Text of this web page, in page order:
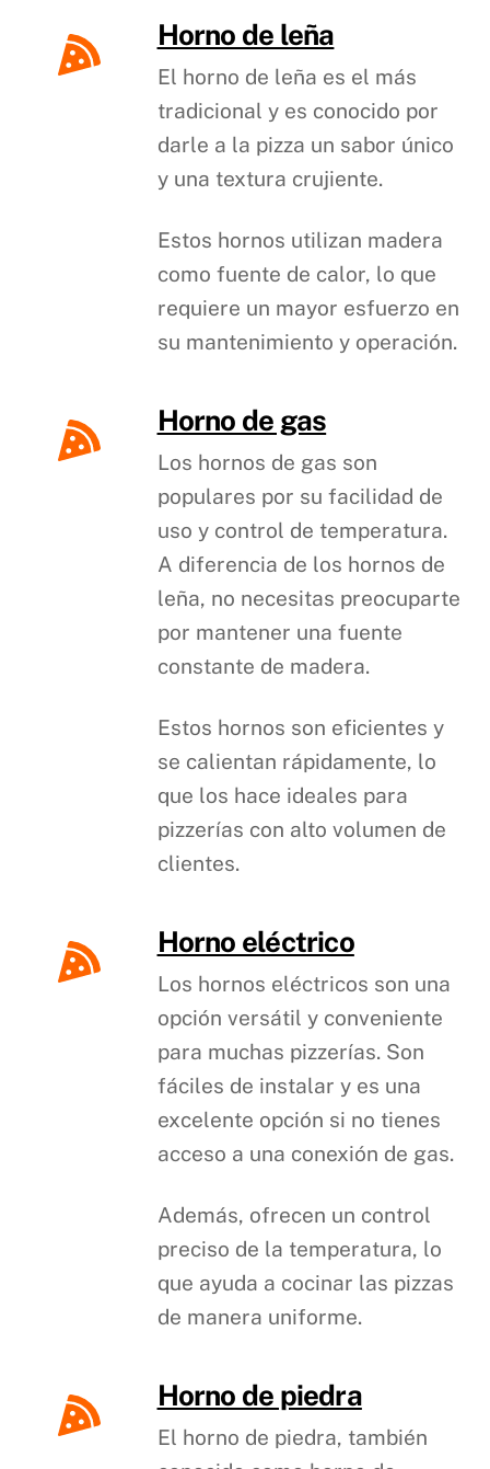
Horno de leña
El horno de leña es el más
tradicional y es conocido por
darle a la pizza un sabor único
y una textura crujiente.
Estos hornos utilizan madera
como fuente de calor, lo que
requiere un mayor esfuerzo en
su mantenimiento y operación.
Horno de gas
Los hornos de gas son
populares por su facilidad de
uso y control de temperatura.
A diferencia de los hornos de
leña, no necesitas preocuparte
por mantener una fuente
constante de madera.
Estos hornos son eficientes y
se calientan rápidamente, lo
que los hace ideales para
pizzerías con alto volumen de
clientes.
Horno eléctrico
Los hornos eléctricos son una
opción versátil y conveniente
para muchas pizzerías. Son
fáciles de instalar y es una
excelente opción si no tienes
acceso a una conexión de gas.
Además, ofrecen un control
preciso de la temperatura, lo
que ayuda a cocinar las pizzas
de manera uniforme.
Horno de piedra
El horno de piedra, también